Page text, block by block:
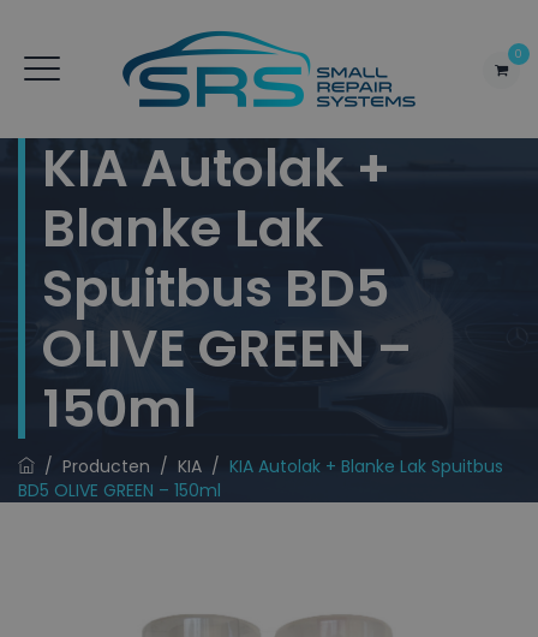
0
KIA Autolak +
Blanke Lak
Spuitbus BD5
OLIVE GREEN –
150ml
/ Producten / KIA / KIA Autolak + Blanke Lak Spuitbus
BD5 OLIVE GREEN – 150ml